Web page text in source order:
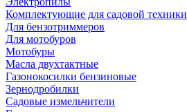
Комплектующие для садовой техники
Для бензотриммеров
Для мотобуров
Мотобуры
Масла двухтактные
Газонокосилки бензиновые
Зернодробилки
Садовые измельчители